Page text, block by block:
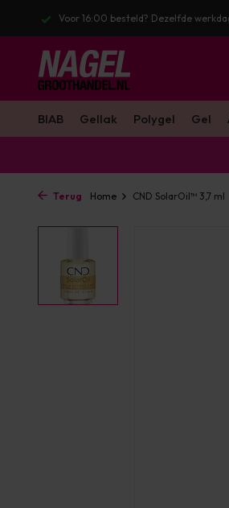
Voor 16:00 besteld? Dezelfde
BIAB Gellak Polygel Gel
Terug Home CND SolarOil™ 3,7 ml